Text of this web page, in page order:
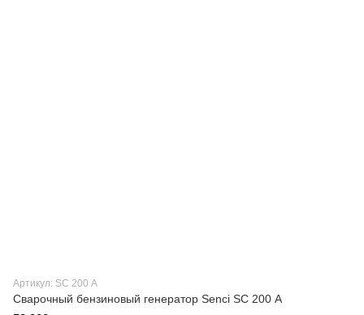
Артикул: SC 200 А
Сварочный бензиновый генератор Senci SC 200 А